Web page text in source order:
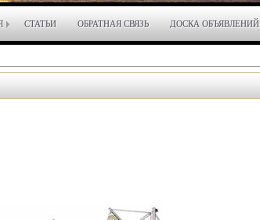
СТАТЬИ ОБРАТНАЯ СВЯЗЬ ДОСКА ОБЪЯВЛЕНИЙ